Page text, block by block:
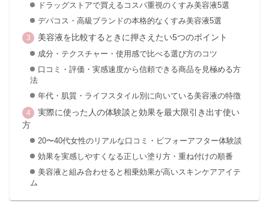
ドラッグストアで買えるコスパ重視のくすみ美容液5選
デパコス・高級ブランドの本格的なくすみ美容液5選
美容液を比較するときに押さえたい5つのポイント
成分・テクスチャー・使用感で比べる選び方のコツ
口コミ・評価・実感速度から信頼できる商品を見極める方
法
年代・肌質・ライフスタイル別に向いている美容液の特徴
実際に使った人の体験談と効果を最大限引き出す使い
方
20〜40代女性のリアルな口コミ・ビフォーアフター体験談
効果を実感しやすくなる正しい塗り方・重ね付けの順番
美容液と組み合わせると相乗効果が高いスキンケアアイテ
ム